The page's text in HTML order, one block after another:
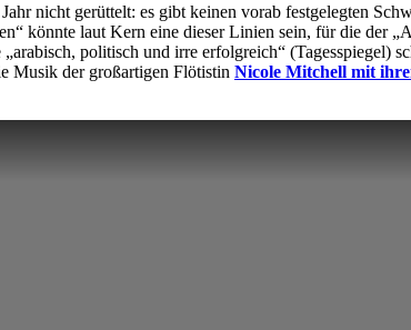
nicht gerüttelt: es gibt keinen vorab festgelegten
könnte laut Kern eine dieser Linien sein, für die der
politisch und irre erfolgreich“
Musik der großartigen Flötistin Nicole Mitchell mit